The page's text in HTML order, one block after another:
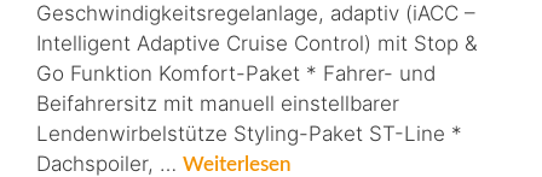
Geschwindigkeitsregelanlage, adaptiv (iACC –
Intelligent Adaptive Cruise Control) mit Stop &
Go Funktion Komfort-Paket * Fahrer- und
Beifahrersitz mit manuell einstellbarer
Lendenwirbelstütze Styling-Paket ST-Line *
Dachspoiler, … Weiterlesen